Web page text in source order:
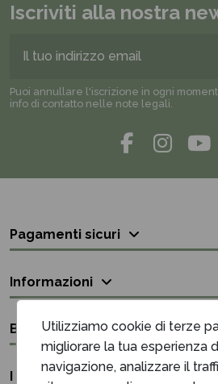
Iscriviti alla nostra
Puoi annullare l'iscrizione in ogni
info di contatto nelle note legali.
Pagamenti sicuri
Informazioni
Bisogno di aiuto?
I nostri contatti
Utilizziamo cookie di terze
migliorare la tua esperienza
navigazione, analizzare il